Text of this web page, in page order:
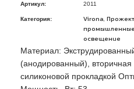
Артикул: 2011
Категория: Virona
промышленные
освещение
Материал:
(анодированный),
силиконовой прокладкой